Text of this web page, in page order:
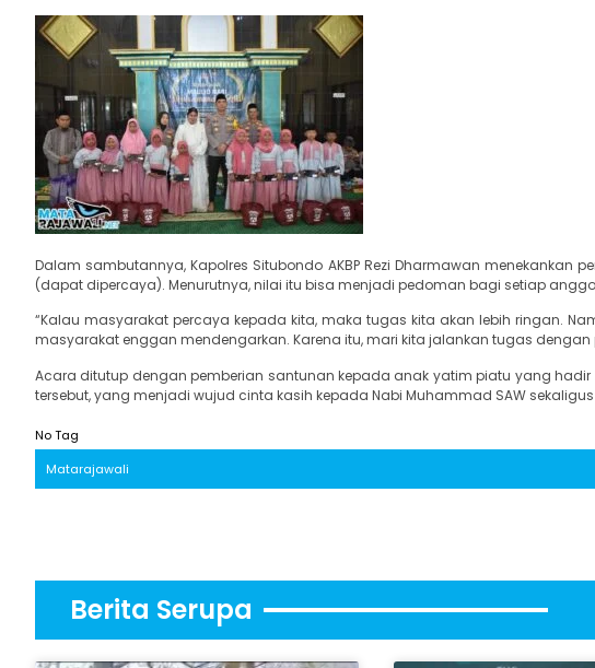
Dalam sambutannya, Kapolres Situbondo AKBP Rezi Dharmawan menekankan
(dapat dipercaya). Menurutnya, nilai itu bisa menjadi pedoman bagi setiap
“Kalau masyarakat percaya kepada kita, maka tugas kita akan lebih ringan.
masyarakat enggan mendengarkan. Karena itu, mari kita jalankan tugas dengan
Acara ditutup dengan pemberian santunan kepada anak yatim piatu yang
tersebut, yang menjadi wujud cinta kasih kepada Nabi Muhammad SAW
No Tag
Matarajawali
Berita Serupa